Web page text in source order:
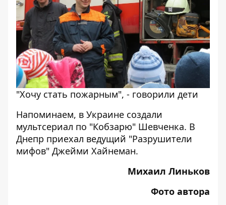
"Хочу стать пожарным", - говорили дети
Напоминаем, в Украине создали
мультсериал по "Кобзарю" Шевченка. В
Днепр приехал ведущий "Разрушители
мифов" Джейми Хайнеман.
Михаил Линьков
Фото автора